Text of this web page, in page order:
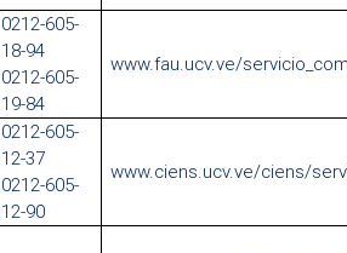
0212-605-
18-94
0212-605-
19-84
www.fau.ucv.ve/
0212-605-
12-37
0212-605-
12-90
www.ciens.ucv.ve/ciens/